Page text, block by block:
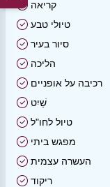
קריאה
טיולי טבע
סיור בעיר
הליכה
רכיבה על אופניים
שַׁיִט
טיול לחו"ל
מפגש ביתי
העשרה עצמית
ריקוד